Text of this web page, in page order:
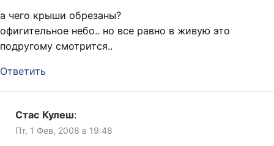
а чего крыши обрезаны?
офигительное небо.. но все равно в живую это
подругому смотрится..
Ответить
Стас Кулеш:
Пт, 1 Фев, 2008 в 19:48